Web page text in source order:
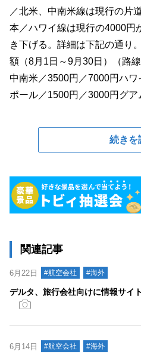
／北米、中南米線は現行の片
本／ハワイ線は現行の4000円
き下げる。詳細は下記の通り
額（8月1日～9月30日）（路
中南米／3500円／7000円ハ
ポール／1500円／3000円グ
続きを
関連記事
6月22日 #航空会社 #海外
デルタ、旅行会社向けに情報サイ
6月14日 #航空会社 #海外